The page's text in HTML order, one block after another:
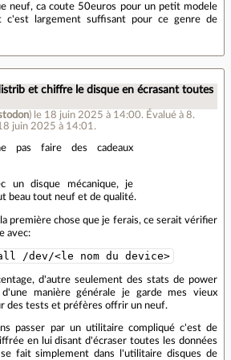
neuf, ca coute 50euros pour un petit modele
largement suffisant pour ce genre de
et chiffre le disque en écrasant toutes
) le 18 juin 2025 à 14:00. Évalué à 8.
juin 2025 à 14:01.
pas faire des cadeaux
un disque mécanique, je
beau tout neuf et de qualité.
première chose que je ferais, ce serait vérifier
avec:
/dev/<le nom du device>
d'autre seulement des stats de power
manière générale je garde mes vieux
des tests et préfères offrir un neuf.
passer par un utilitaire compliqué c'est de
en lui disant d'écraser toutes les données
fait simplement dans l'utilitaire disques de